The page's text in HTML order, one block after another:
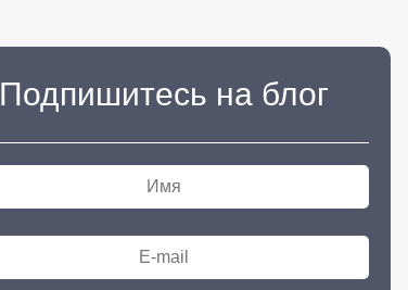
Подпишитесь на блог